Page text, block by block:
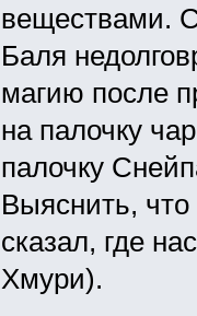
веществами.
Баля
магию после
на палочку
палочку
Выяснить,
сказал, где
Хмури).